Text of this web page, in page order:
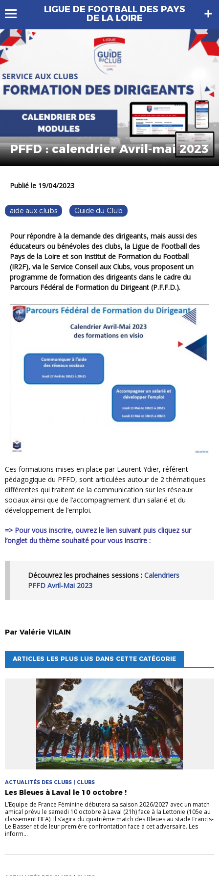
LIGUE DE FOOTBALL DES PAYS
DE LA LOIRE
PFFD : calendrier Avril-mai 2023
Publié le 19/04/2023
aide aux clubs Guide du Club
Pour répondre à la demande des dirigeants, mais aussi des
éducateurs ou bénévoles des clubs, la Ligue de Football des
Pays de la Loire et son Institut de Formation du Football
(IR2F), via le Service Conseil aux Clubs, vous proposent un
programme de formation des dirigeants dans le cadre du
Parcours Fédéral de Formation du Dirigeant (P.F.F.D.).
Ces formations mises en place par Laurent Ydier, référent
pédagogique du PFFD, sont articulées autour de 2 thématiques
différentes qui traitent de la communication sur les réseaux
sociaux ainsi que de l’accompagnement d’un salarié et du
développement de l’emploi.
=> Pour vous inscrire, ouvrez le lien suivant puis cliquez sur
l’onglet du thème souhaité pour vous inscrire :
Découvrez les prochaines sessions : Calendriers
PFFD Avril-Mai 2023
Par Valérie VILAIN
ARTICLES LES PLUS LUS DANS CETTE CATÉGORIE
ACTUALITÉS DES CLUBS | CLUBS
Les Bleues à Laval le 10 octobre !
L’Equipe de France Féminine débutera sa saison 2026/2027 avec un match
amical prévu le samedi 10 octobre à Laval (21h) face à la Lettonie (105e au
classement FIFA). Il s’agira du quatrième match des Bleues au stade Francis-
Le Basser et de leur première confrontation face à cet adversaire. Les
inform...